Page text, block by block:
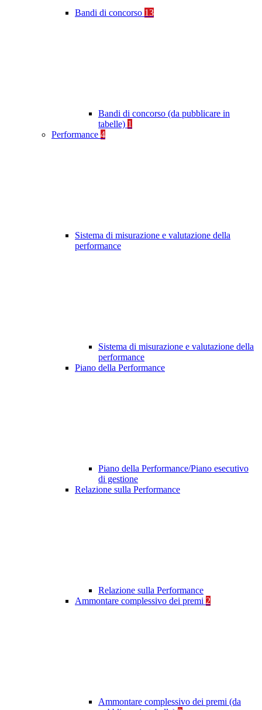
Bandi di concorso 13
Bandi di concorso (da pubblicare in
tabelle) 1
Performance 4
Sistema di misurazione e valutazione della
performance
Sistema di misurazione e valutazione della
performance
Piano della Performance
Piano della Performance/Piano esecutivo
di gestione
Relazione sulla Performance
Relazione sulla Performance
Ammontare complessivo dei premi 2
Ammontare complessivo dei premi (da